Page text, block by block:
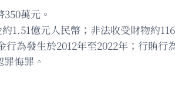
萬元。
1.51億元人民幣；非法收受財物約
為發生於2012年至2022年；行賄行
悔罪。